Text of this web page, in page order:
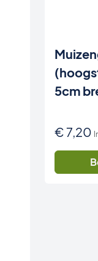
5cm
€7,20